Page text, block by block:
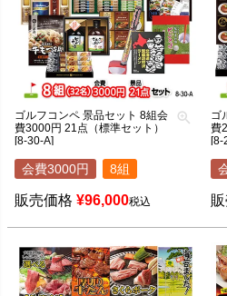
ゴルフコンペ 景品セット 8組会
費3000円 21点（標準セット）
[8-30-A]
会費3000円 8組
販売価格 ¥96,000税込
ゴ
費
[8-